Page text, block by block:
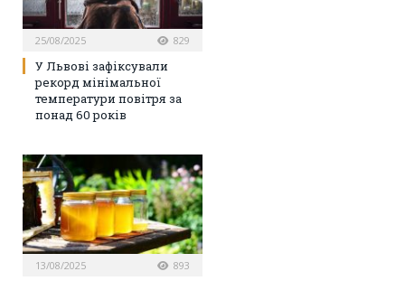
25/08/2025 829
У Львові зафіксували
рекорд мінімальної
температури повітря за
понад 60 років
13/08/2025 893